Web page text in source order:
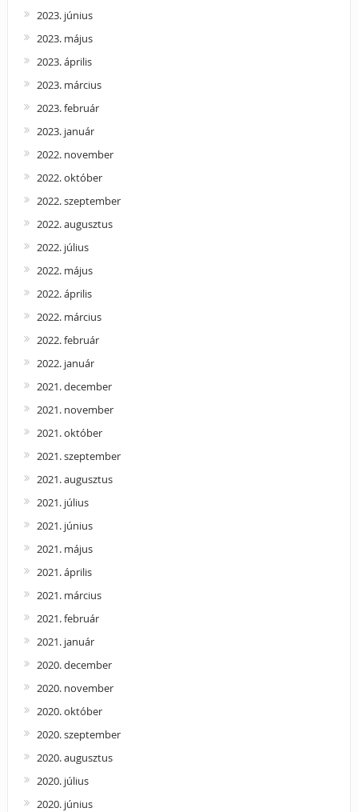
2023. június
2023. május
2023. április
2023. március
2023. február
2023. január
2022. november
2022. október
2022. szeptember
2022. augusztus
2022. július
2022. május
2022. április
2022. március
2022. február
2022. január
2021. december
2021. november
2021. október
2021. szeptember
2021. augusztus
2021. július
2021. június
2021. május
2021. április
2021. március
2021. február
2021. január
2020. december
2020. november
2020. október
2020. szeptember
2020. augusztus
2020. július
2020. június